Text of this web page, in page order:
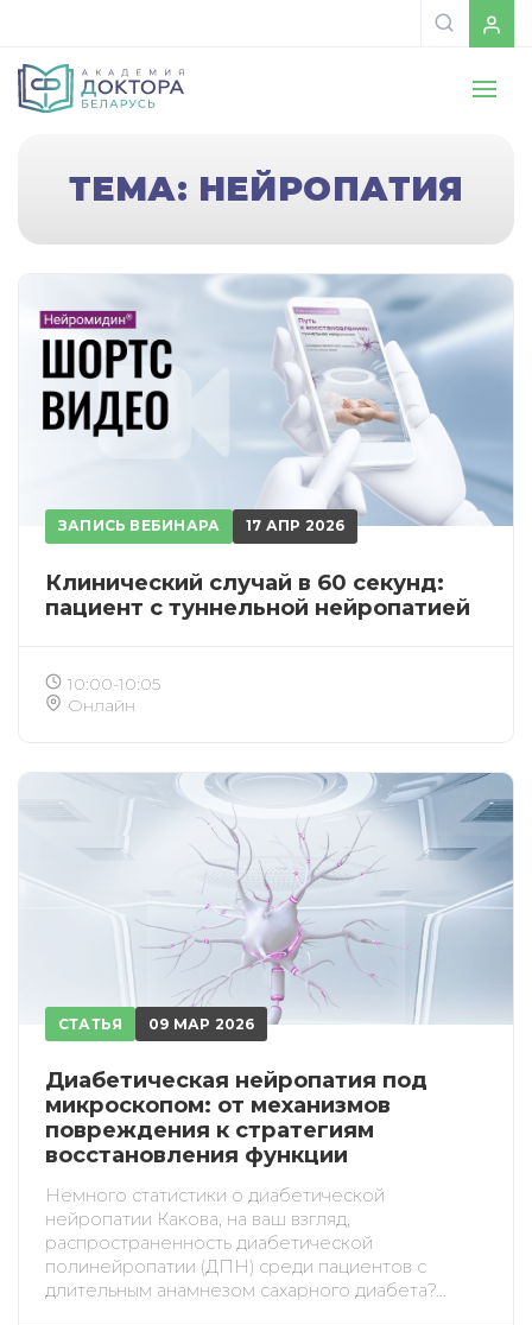
ТЕМА: НЕЙРОПАТИЯ
ЗАПИСЬ ВЕБИНАРА 17 АПР 2026
Клинический случай в 60 секунд:
пациент с туннельной нейропатией
10:00-10:05
Онлайн
СТАТЬЯ 09 МАР 2026
Диабетическая нейропатия под
микроскопом: от механизмов
повреждения к стратегиям
восстановления функции
Немного статистики о диабетической
нейропатии Какова, на ваш взгляд,
распространенность диабетической
полинейропатии (ДПН) среди пациентов с
длительным анамнезом сахарного диабета?...